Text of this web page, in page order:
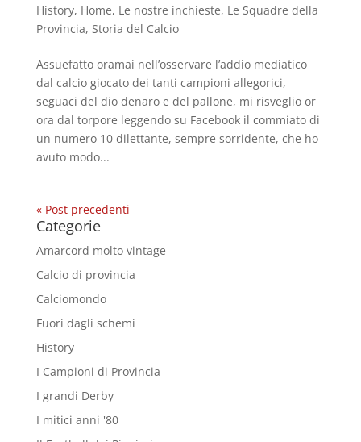
History, Home, Le nostre inchieste, Le Squadre della
Provincia, Storia del Calcio
Assuefatto oramai nell’osservare l’addio mediatico
dal calcio giocato dei tanti campioni allegorici,
seguaci del dio denaro e del pallone, mi risveglio or
ora dal torpore leggendo su Facebook il commiato di
un numero 10 dilettante, sempre sorridente, che ho
avuto modo...
« Post precedenti
Categorie
Amarcord molto vintage
Calcio di provincia
Calciomondo
Fuori dagli schemi
History
I Campioni di Provincia
I grandi Derby
I mitici anni '80